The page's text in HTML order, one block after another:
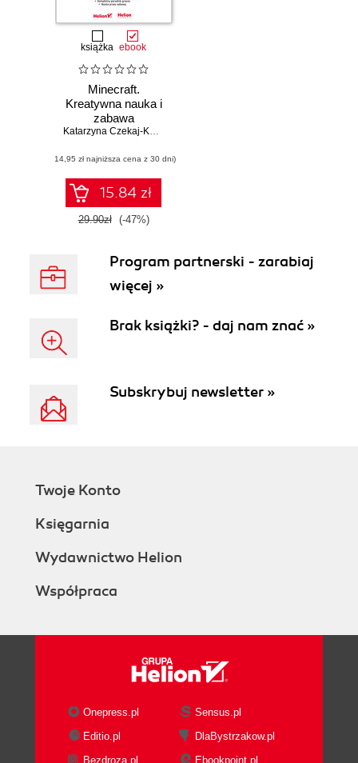
książka ebook
Minecraft.
Kreatywna nauka i
zabawa
Katarzyna Czekaj-Kotynia
(14,95 zł najniższa cena z 30 dni)
15.84 zł
29.90zł (-47%)
Program partnerski - zarabiaj
więcej »
Brak książki? - daj nam znać »
Subskrybuj newsletter »
Twoje Konto
Księgarnia
Wydawnictwo Helion
Współpraca
Onepress.pl
Sensus.pl
Editio.pl
DlaBystrzakow.pl
Bezdroza.pl
Ebookpoint.pl